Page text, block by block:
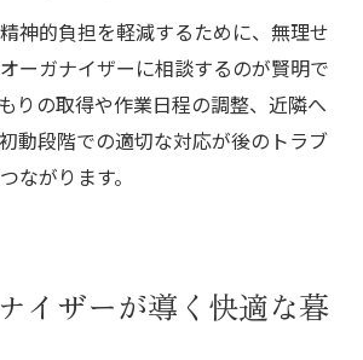
神的負担を軽減するために、無理せ
ーガナイザーに相談するのが賢明で
りの取得や作業日程の調整、近隣へ
動段階での適切な対応が後のトラブ
ながります。
イザーが導く快適な暮